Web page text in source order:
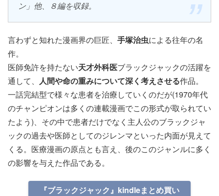
ン」他、８編を収録。
言わずと知れた漫画界の巨匠、 手塚治虫による往年の名
作。
医師免許を持たない天才外科医ブラックジャックの活躍を
通して、 人間や命の重みについて深く考えさせる作品。
一話完結型で様々な患者を治療していくのだが(1970年代
のチャンピオンは多くの連載漫画でこの形式が取られてい
たよう)、その中で患者だけでなく主人公のブラックジャ
ックの過去や医師としてのジレンマといった内面が見えて
くる。医療漫画の原点とも言え、後のこのジャンルに多く
の影響を与えた作品である。
『ブラックジャック』kindleまとめ買い